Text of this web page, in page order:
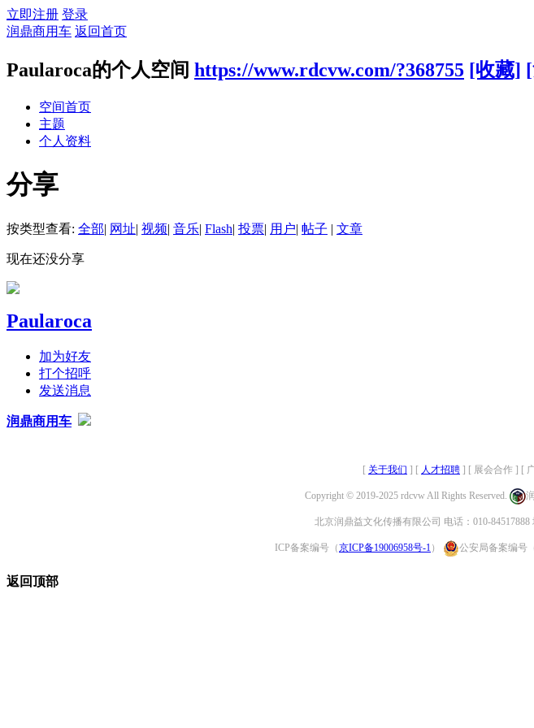
立即注册 登录
润鼎商用车 返回首页
Paularoca的个人空间 https://www.rdcvw.com/?368755 [收藏]
空间首页
主题
个人资料
分享
按类型查看: 全部| 网址| 视频| 音乐| Flash| 投票| 用户| 帖子 | 文章
现在还没分享
Paularoca
加为好友
打个招呼
发送消息
润鼎商用车
[ 关于我们 ] [ 人才招聘 ] [ 展会合作 ] [
Copyright © 2019-2025 rdcvw All Rights Reserved.
北京润鼎益文化传播有限公司 电话：010-
ICP备案编号（京ICP备19006958号-1 ） 公安局备案编号
返回顶部